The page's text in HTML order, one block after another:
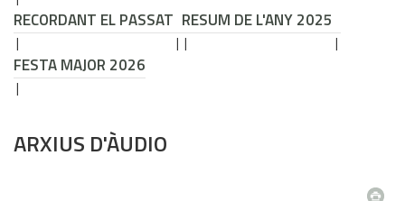
RECORDANT EL PASSAT RESUM DE L'ANY 2025
FESTA MAJOR 2026
ARXIUS D'ÀUDIO